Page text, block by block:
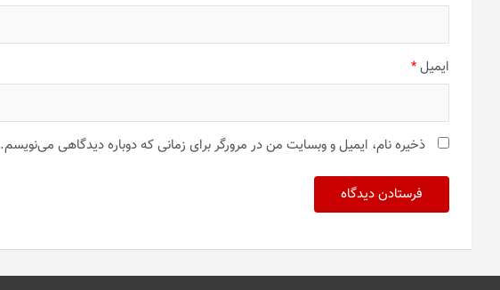
ایمیل*
ذخیره نام، ایمیل و وبسایت من در مرورگر برای زمانی که دوباره دیدگاهی می‌نویسم.